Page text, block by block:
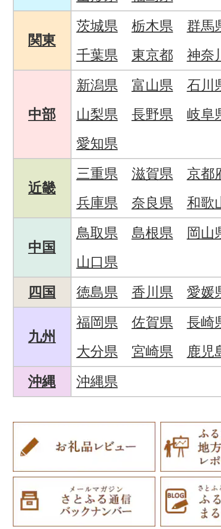
関東
茨城県 栃木県
群馬
千葉県
東京都 神奈
中部
新潟県 富山県
石川
山梨県
長野県
岐阜
愛知県
近畿
三重県 滋賀県
京都
兵庫県
奈良県 和歌
中国
鳥取県 島根県
岡山
山口県
四国
徳島県 香川県 愛媛
九州
福岡県 佐賀県
長崎
大分県
宮崎県
鹿児
沖縄
沖縄県